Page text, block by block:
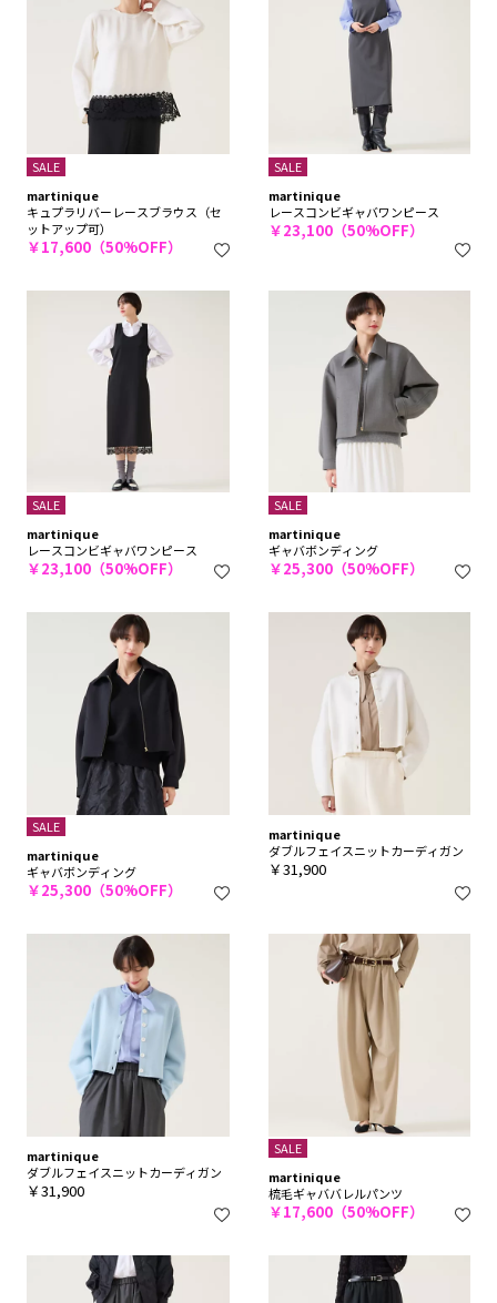
SALE
martinique
キュプラリバーレースブラウス（セ
ットアップ可）
￥17,600（50%OFF）
SALE
martinique
レースコンビギャバワンピース
￥23,100（50%OFF）
SALE
martinique
レースコンビギャバワンピース
￥23,100（50%OFF）
SALE
martinique
ギャバボンディング
￥25,300（50%OFF）
SALE
martinique
ギャバボンディング
￥25,300（50%OFF）
martinique
ダブルフェイスニットカーディガン
￥31,900
martinique
ダブルフェイスニットカーディガン
￥31,900
SALE
martinique
梳毛ギャババレルパンツ
￥17,600（50%OFF）